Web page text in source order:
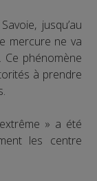
jusqu’au
mercure ne va
phénomène
à prendre
» a été
les centre